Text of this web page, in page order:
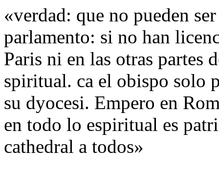
«verdad: que no pueden
parlamento: si no han
Paris ni en las otras partes
spiritual. ca el obispo solo
su dyocesi. Empero en
en todo lo espiritual es
cathedral a todos»